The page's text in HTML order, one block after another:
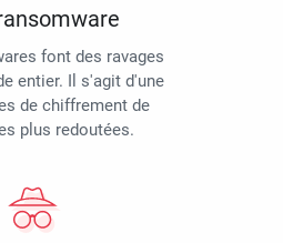
font des ravages
entier. Il s'agit d'une
de chiffrement de
plus redoutées.